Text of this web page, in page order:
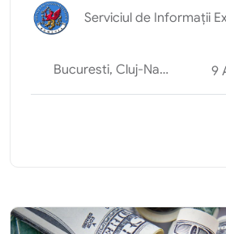
Serviciul de Informații
Bucuresti, Cluj-Napoca, Iasi, Oradea, Suceava 9